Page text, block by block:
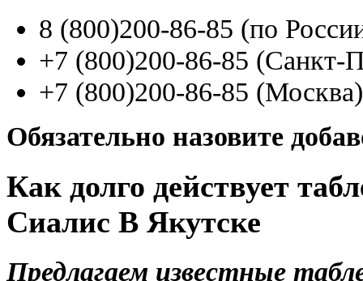
8 (800)200-86-85 (по
+7 (800)200-86-85 (Санкт-
+7 (800)200-86-85 (Москва)
Обязательно назовите
Как долго действует
Сиалис В Якутске
Предлагаем известные